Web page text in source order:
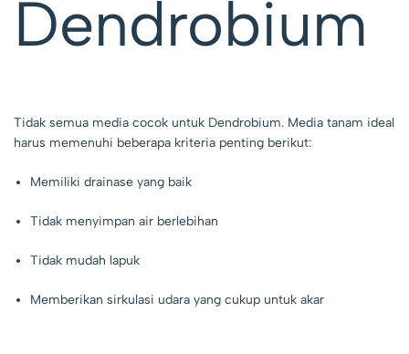
Dendrobium
Tidak semua media cocok untuk Dendrobium. Media tanam ideal
harus memenuhi beberapa kriteria penting berikut:
Memiliki drainase yang baik
Tidak menyimpan air berlebihan
Tidak mudah lapuk
Memberikan sirkulasi udara yang cukup untuk akar